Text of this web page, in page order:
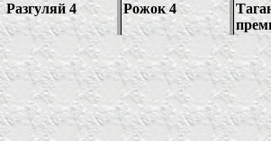
Разгуляй 4 Рожок 4